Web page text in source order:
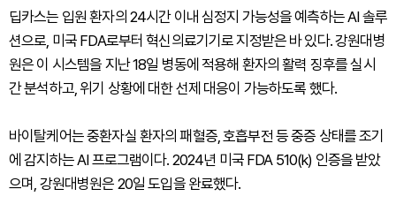
딥카스는 입원 환자의 24시간 이내 심정지 가능성을 예측하는 AI 솔루
션으로, 미국 FDA로부터 혁신의료기기로 지정받은 바 있다. 강원대병
원은 이 시스템을 지난 18일 병동에 적용해 환자의 활력 징후를 실시
간 분석하고, 위기 상황에 대한 선제 대응이 가능하도록 했다.
바이탈케어는 중환자실 환자의 패혈증, 호흡부전 등 중증 상태를 조기
에 감지하는 AI 프로그램이다. 2024년 미국 FDA 510(k) 인증을 받았
으며, 강원대병원은 20일 도입을 완료했다.